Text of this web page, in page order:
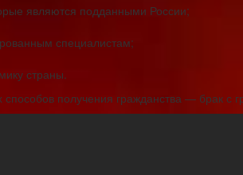
являются подданными России;
специалистам;
страны.
получения гражданства — брак с